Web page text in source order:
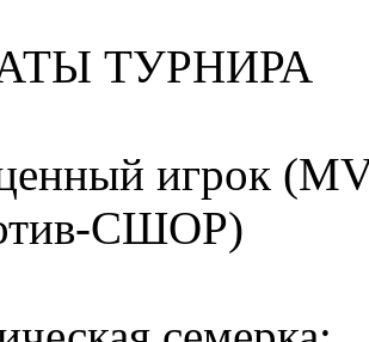
ТУРНИРА
игрок
СШОР)